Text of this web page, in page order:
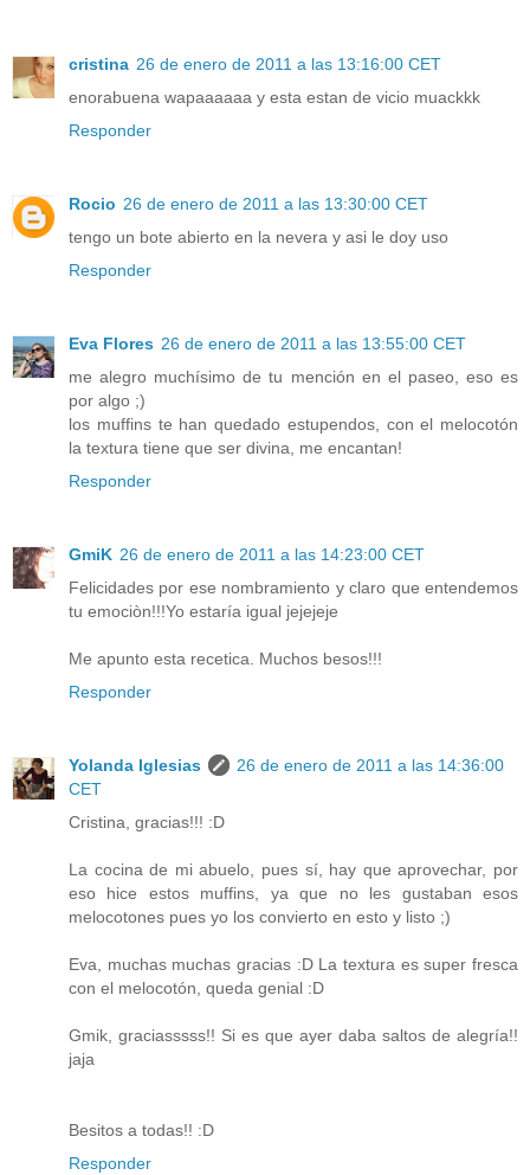
cristina 26 de enero de 2011 a las 13:16:00 CET
enorabuena wapaaaaaa y esta estan de vicio muackkk
Responder
Rocio 26 de enero de 2011 a las 13:30:00 CET
tengo un bote abierto en la nevera y asi le doy uso
Responder
Eva Flores 26 de enero de 2011 a las 13:55:00 CET
me alegro muchísimo de tu mención en el paseo, eso es
por algo ;)
los muffins te han quedado estupendos, con el melocotón
la textura tiene que ser divina, me encantan!
Responder
GmiK 26 de enero de 2011 a las 14:23:00 CET
Felicidades por ese nombramiento y claro que entendemos
tu emociòn!!!Yo estaría igual jejejeje
Me apunto esta recetica. Muchos besos!!!
Responder
Yolanda Iglesias
26 de enero de 2011 a las 14:36:00
CET
Cristina, gracias!!! :D
La cocina de mi abuelo, pues sí, hay que aprovechar, por
eso hice estos muffins, ya que no les gustaban esos
melocotones pues yo los convierto en esto y listo ;)
Eva, muchas muchas gracias :D La textura es super fresca
con el melocotón, queda genial :D
Gmik, graciasssss!! Si es que ayer daba saltos de alegría!!
jaja
Besitos a todas!! :D
Responder